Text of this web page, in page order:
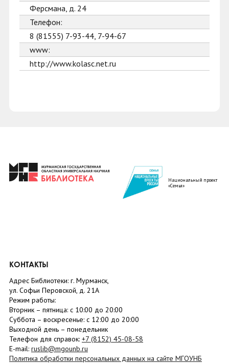
Ферсмана, д. 24
Телефон:
8 (81555) 7-93-44, 7-94-67
www:
http://www.kolasc.net.ru
Национальный проект
«Семья»
КОНТАКТЫ
Адрес Библиотеки: г. Мурманск,
ул. Софьи Перовской, д. 21А
Режим работы:
Вторник – пятница: с 10:00 до 20:00
Суббота – воскресенье: c 12:00 до 20:00
Выходной день – понедельник
Телефон для справок: +7 (8152) 45-08-58
E-mail: ruslib@mgounb.ru
Политика обработки персональных данных на сайте МГОУНБ